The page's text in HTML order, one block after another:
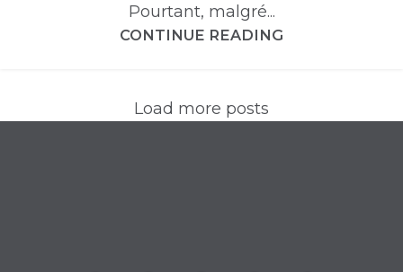
Pourtant, malgré...
CONTINUE READING
Load more posts